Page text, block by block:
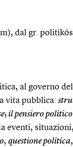
dal gr.
al governo
vita pubblica:
; il pensiero
eventi,
, questione politica,